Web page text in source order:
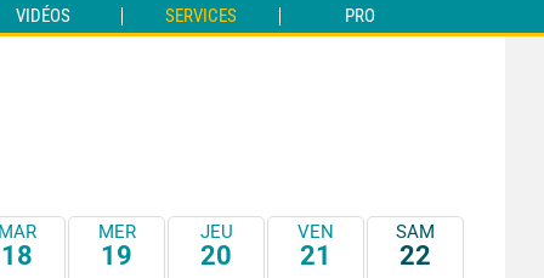
VIDÉOS SERVICES PRO
18
MER
19
JEU
20
VEN
21
SAM
22